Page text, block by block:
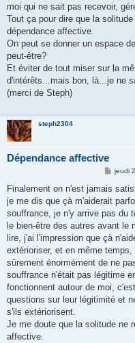
moi qui ne sait pas recevoir,
Tout ça pour dire que la
dépendance affective.
On peut se donner un espace
peut-être?
Et éviter de tout miser sur la
d'intérêts...mais bon, là...je ne
(merci de Steph)
steph2304
Dépendance affective
M
s
a
g
jeudi
Finalement on n'est jamais
je me dis que çà m'aiderait
souffrance, je n'y arrive pas du
le bien-être des autres avant
lire, j'ai l'impression que çà
extérioriser, et en même
sûrement énormément de ne
souffrance n'était pas légitime
fonctionnent autour de moi,
questions sur leur légitimité et
s'ils extériorisent.
Je me doute que la solitude ne
affective.